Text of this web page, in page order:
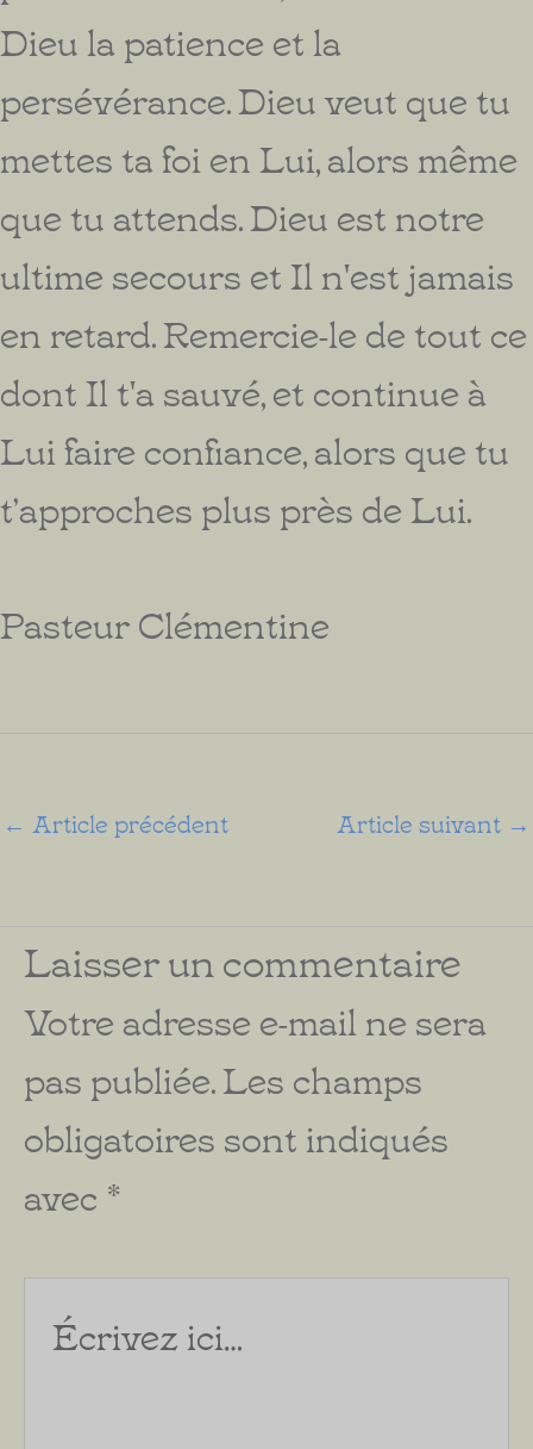
Dieu la patience et la
persévérance. Dieu veut que tu
mettes ta foi en Lui, alors même
que tu attends. Dieu est notre
ultime secours et Il n'est jamais
en retard. Remercie-le de tout ce
dont Il t'a sauvé, et continue à
Lui faire confiance, alors que tu
t’approches plus près de Lui.
Pasteur Clémentine
← Article précédent Article suivant →
Laisser un commentaire
Votre adresse e-mail ne sera
pas publiée.Les champs
obligatoires sont indiqués
avec *
Écrivez
ici…